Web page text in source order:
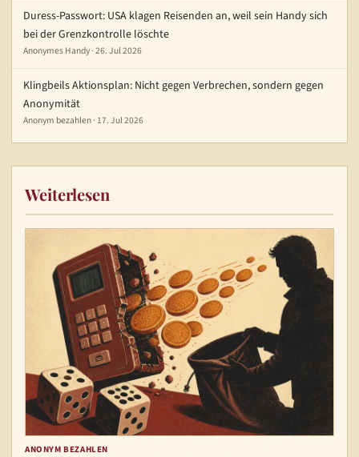
Duress-Passwort: USA klagen Reisenden an, weil sein Handy sich
bei der Grenzkontrolle löschte
Anonymes Handy · 26. Jul 2026
Klingbeils Aktionsplan: Nicht gegen Verbrechen, sondern gegen
Anonymität
Anonym bezahlen · 17. Jul 2026
Weiterlesen
ANONYM BEZAHLEN